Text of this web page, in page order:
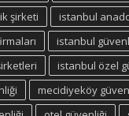
şirketi
istanbul
istanbul
istanbul özel
mecidiyeköy